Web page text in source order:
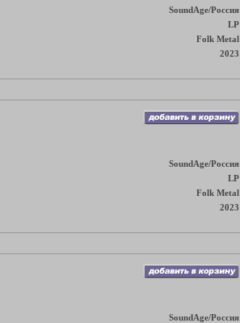
SoundAge/Россия
LP
Folk Metal
2023
SoundAge/Россия
LP
Folk Metal
2023
SoundAge/Россия